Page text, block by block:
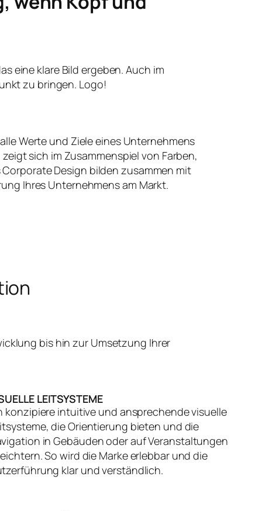
eine klare Bild ergeben. Auch im
zu bringen. Logo!
Werte und Ziele eines Unternehmens
sich im Zusammenspiel von Farben,
Design bilden zusammen mit
Ihres Unternehmens am Markt.
bis hin zur Umsetzung Ihrer
LEITSYSTEME
konzipiere intuitive und ansprechende visuelle
die Orientierung bieten und die
in Gebäuden oder auf Veranstaltungen
So wird die Marke erlebbar und die
klar und verständlich.